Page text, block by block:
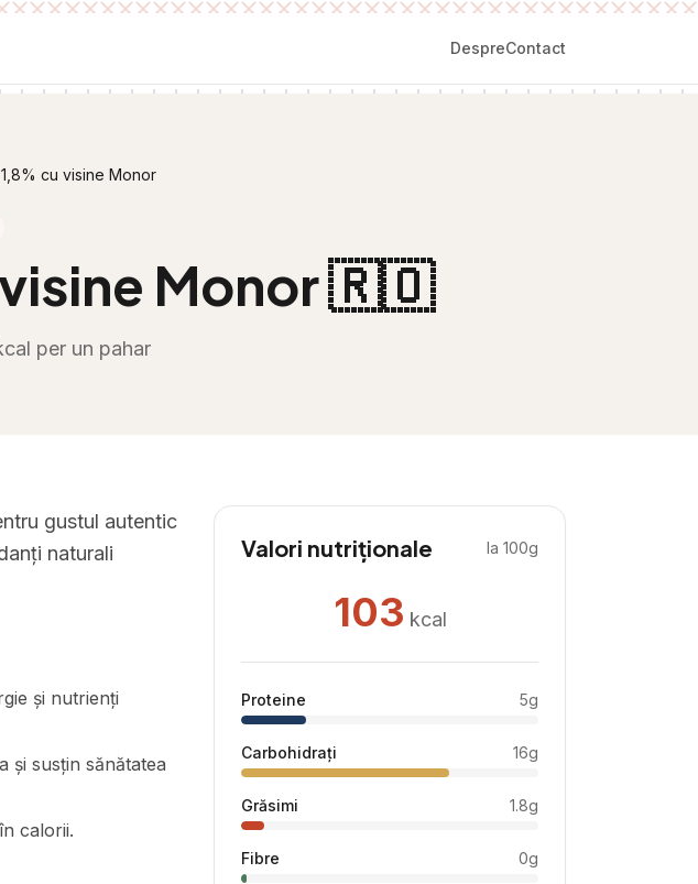
DespreContact
cu visine Monor
Monor🇷🇴
per un pahar
gustul autentic
naturali
și nutrienți
și susțin sănătatea
calorii.
Valori nutriționale la 100g
103 kcal
Proteine 5g
Carbohidrați 16g
Grăsimi 1.8g
Fibre 0g